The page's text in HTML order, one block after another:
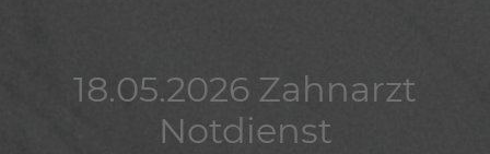
18.05.2026 Zahnarzt
Notdienst
18.05.2026 Zahnarzt
Notdienst
18.05.2026 Zahnarzt
Notdienst